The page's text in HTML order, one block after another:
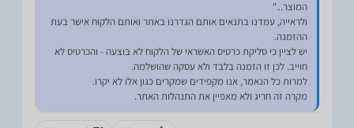
ולראייה, עמדנו בתנאים אותם הגדרנו באתר ואותם הלקוח אישר בעת
יש לציין כי סליקת כרטיס האשראי של הלקוח לא בוצעה - והכרטיס לא
מקרה זה חריג ולא מאפיין את התנהלות האתר.